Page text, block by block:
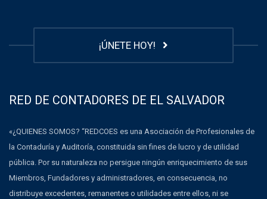
¡ÚNETE HOY!
RED DE CONTADORES DE EL SALVADOR
«¿QUIENES SOMOS? “REDCOES es una Asociación de Profesionales de
la Contaduría y Auditoría, constituida sin fines de lucro y de utilidad
pública. Por su naturaleza no persigue ningún enriquecimiento de sus
Miembros, Fundadores y administradores, en consecuencia, no
distribuye excedentes, remanentes o utilidades entre ellos, ni se